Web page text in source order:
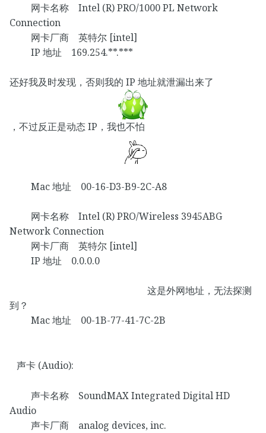
网卡名称 Intel (R) PRO/1000 PL Network
Connection
网卡厂商 英特尔 [intel]
IP 地址 169.254.**.***
还好我及时发现，否则我的 IP 地址就泄漏出来了
，不过反正是动态 IP，我也不怕
Mac 地址 00-16-D3-B9-2C-A8
网卡名称 Intel (R) PRO/Wireless 3945ABG
Network Connection
网卡厂商 英特尔 [intel]
IP 地址 0.0.0.0
这是外网地址，无法探测
到？
Mac 地址 00-1B-77-41-7C-2B
声卡 (Audio):
声卡名称 SoundMAX Integrated Digital HD
Audio
声卡厂商 analog devices, inc.